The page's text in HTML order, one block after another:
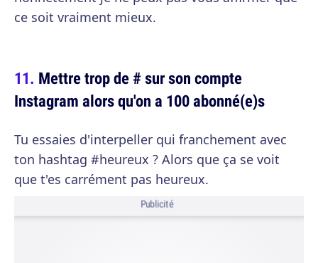
ce soit vraiment mieux.
Mettre trop de # sur son compte
Instagram alors qu'on a 100 abonné(e)s
Tu essaies d'interpeller qui franchement avec
ton hashtag #heureux ? Alors que ça se voit
que t'es carrément pas heureux.
Publicité